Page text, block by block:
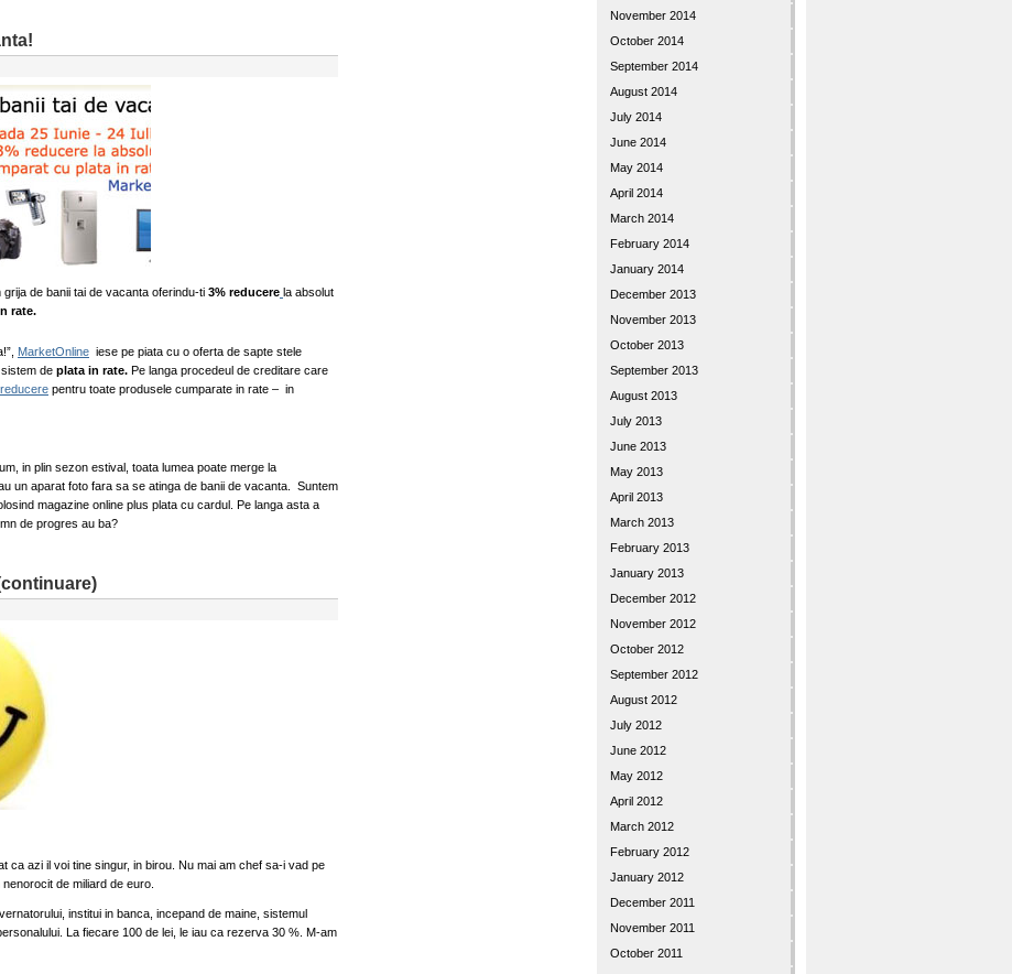
grija de banii tai de vacanta oferindu-ti 3% reducere la absolut
rate.
MarketOnline iese pe piata cu o oferta de sapte stele
de plata in rate. Pe langa procedeul de creditare care
pentru toate produsele cumparate in rate – in
in plin sezon estival, toata lumea poate merge la
un aparat foto fara sa se atinga de banii de vacanta. Suntem
magazine online plus plata cu cardul. Pe langa asta a
de progres au ba?
ca azi il voi tine singur, in birou. Nu mai am chef sa-i vad pe
de miliard de euro.
institui in banca, incepand de maine, sistemul
La fiecare 100 de lei, le iau ca rezerva 30 %. M-am
November 2014
October 2014
September 2014
August 2014
July 2014
June 2014
May 2014
April 2014
March 2014
February 2014
January 2014
December 2013
November 2013
October 2013
September 2013
August 2013
July 2013
June 2013
May 2013
April 2013
March 2013
February 2013
January 2013
December 2012
November 2012
October 2012
September 2012
August 2012
July 2012
June 2012
May 2012
April 2012
March 2012
February 2012
January 2012
December 2011
November 2011
October 2011